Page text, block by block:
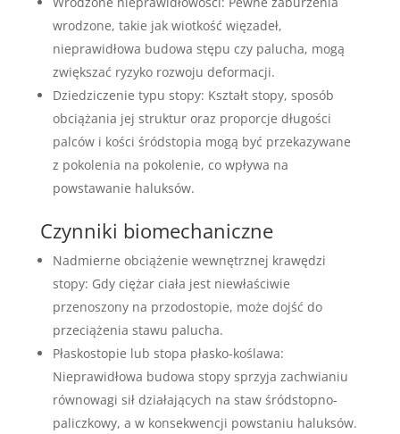
wrodzone, takie jak wiotkość więzadeł,
nieprawidłowa budowa stępu czy palucha, mogą
zwiększać ryzyko rozwoju deformacji.
Dziedziczenie typu stopy: Kształt stopy, sposób
obciążania jej struktur oraz proporcje długości
palców i kości śródstopia mogą być przekazywane
z pokolenia na pokolenie, co wpływa na
powstawanie haluksów.
Czynniki biomechaniczne
Nadmierne obciążenie wewnętrznej krawędzi
stopy: Gdy ciężar ciała jest niewłaściwie
przenoszony na przodostopie, może dojść do
przeciążenia stawu palucha.
Płaskostopie lub stopa płasko-koślawa:
Nieprawidłowa budowa stopy sprzyja zachwianiu
równowagi sił działających na staw śródstopno-
paliczkowy, a w konsekwencji powstaniu haluksów.